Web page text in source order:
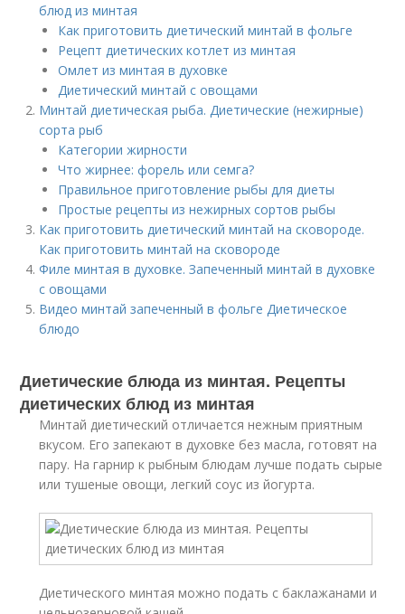
блюд из минтая
Как приготовить диетический минтай в фольге
Рецепт диетических котлет из минтая
Омлет из минтая в духовке
Диетический минтай с овощами
Минтай диетическая рыба. Диетические (нежирные)
сорта рыб
Категории жирности
Что жирнее: форель или семга?
Правильное приготовление рыбы для диеты
Простые рецепты из нежирных сортов рыбы
Как приготовить диетический минтай на сковороде.
Как приготовить минтай на сковороде
Филе минтая в духовке. Запеченный минтай в духовке
с овощами
Видео минтай запеченный в фольге Диетическое
блюдо
Диетические блюда из минтая. Рецепты
диетических блюд из минтая
Минтай диетический отличается нежным приятным
вкусом. Его запекают в духовке без масла, готовят на
пару. На гарнир к рыбным блюдам лучше подать сырые
или тушеные овощи, легкий соус из йогурта.
Диетического минтая можно подать с баклажанами и